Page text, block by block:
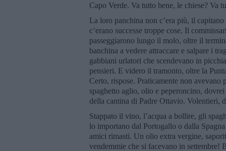
Capo Verde. Va tutto bene, le chiese? Va
La loro panchina non c’era più, il
c’erano successe troppe cose. Il
passeggiarono lungo il molo, oltre il
banchina a vedere attraccare e salpare i
gabbiani urlatori che scendevano in
pensieri. E videro il tramonto, oltre la
Certo, rispose. Praticamente non
spaghetto aglio, olio e peperoncino,
della cantina di Padre Ottavio. Volentieri,
Stappato il vino, l’acqua a bollire, gli
lo importano dal Portogallo o dalla
amici rimasti. Un olio extra vergine,
vendemmie che si facevano in settembre!